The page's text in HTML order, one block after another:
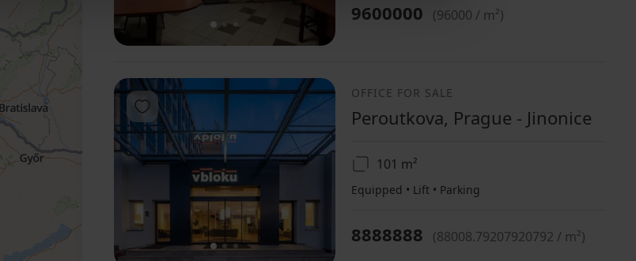
1
9600000 (96000 / m²)
2 3
Add to favorites
OFFICE FOR SALE
Peroutkova, Prague - Jinonice
101 m²
Equipped • Lift • Parking
8888888 (88008.79207920792 / m²)